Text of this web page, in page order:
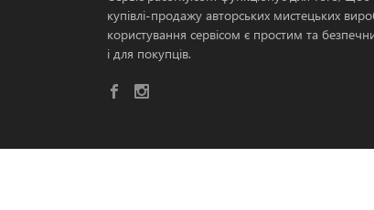
купівлі-продажу авторських мистецьких
користування сервісом є простим та
і для покупців.